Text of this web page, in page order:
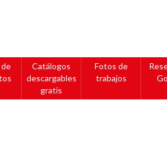
Catálogos
descargables
gratis
Fotos de
trabajos